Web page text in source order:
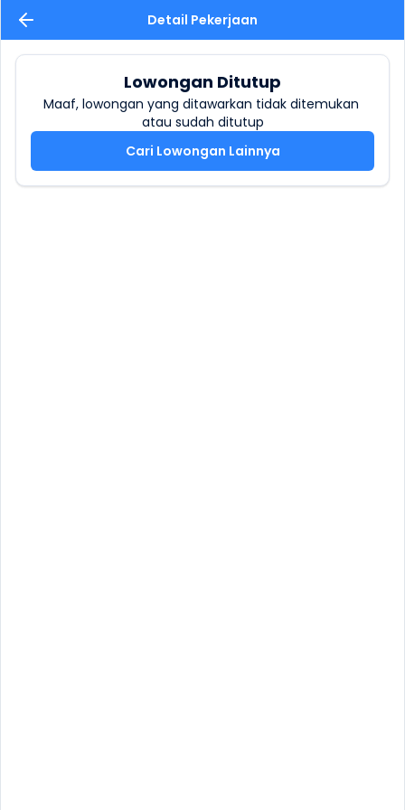
Detail Pekerjaan
Lowongan Ditutup
Maaf, lowongan yang ditawarkan tidak ditemukan
atau sudah ditutup
Cari Lowongan Lainnya